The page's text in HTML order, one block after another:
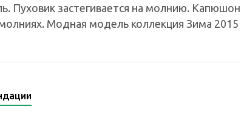
Пуховик застегивается на молнию.
Модная модель коллекция Зима 2015